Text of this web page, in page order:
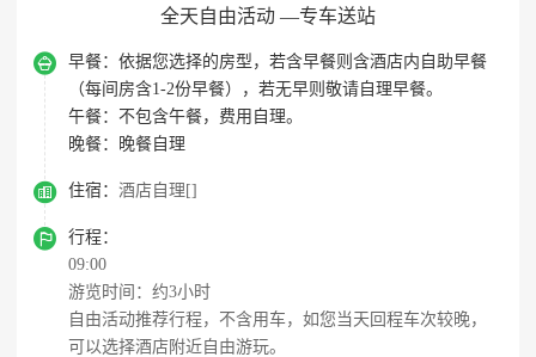
全天自由活动 —专车送站
 早餐： 依据您选择的房型，若含早餐则含酒店内自助早餐
（每间房含1-2份早餐），若无早则敬请自理早餐。
午餐： 不包含午餐，费用自理。
晚餐：
晚餐自理
 住宿： 酒店自理[]

行程：
09:00
游览时间：约3小时
自由活动推荐行程，不含用车，如您当天回程车次较晚，
可以选择酒店附近自由游玩。